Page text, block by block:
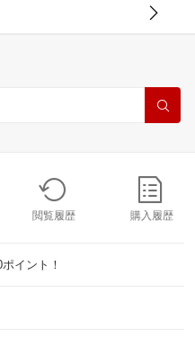
閲覧履歴 購入履歴
イント！